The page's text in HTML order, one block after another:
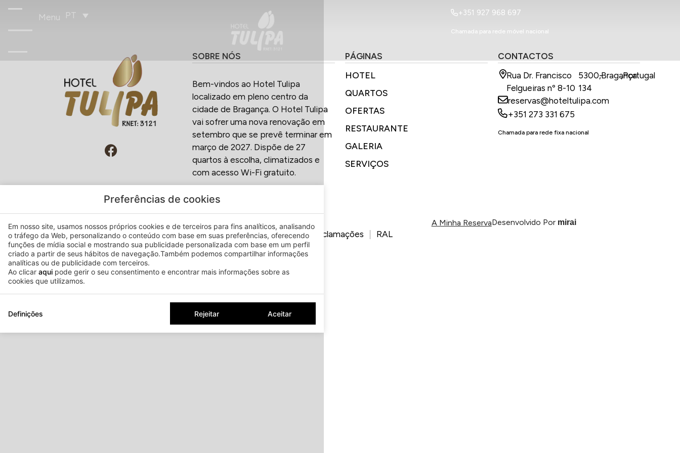
Menu PT +351 927 968 697
Chamada para rede móvel nacional
SOBRE NÓS
Bem-vindos ao Hotel Tulipa
localizado em pleno centro da
cidade de Bragança. O Hotel Tulipa
vai sofrer uma nova renovação em
setembro que se prevê terminar em
março de 2027. Dispõe de 27
quartos à escolha, climatizados e
com acesso Wi-Fi gratuito.
PÁGINAS
HOTEL
QUARTOS
OFERTAS
RESTAURANTE
GALERIA
SERVIÇOS
CONTACTOS
Rua Dr. Francisco
Felgueiras nº 8-10
5300-
134
,Bragança
,Portugal
reservas@hoteltulipa.com
+351 273 331 675
Chamada para rede fixa nacional
Aviso legal Política de Privacidade Política de cookies Livro de reclamações RAL
A Minha ReservaDesenvolvido Por mirai
Preferências de cookies
Em nosso site, usamos nossos próprios cookies e de terceiros para fins analíticos, analisando
o tráfego da Web, personalizando o conteúdo com base em suas preferências, oferecendo
funções de mídia social e mostrando sua publicidade personalizada com base em um perfil
criado a partir de seus hábitos de navegação.Também podemos compartilhar informações
analíticas ou de publicidade com terceiros.
Ao clicar aqui pode gerir o seu consentimento e encontrar mais informações sobre as
cookies que utilizamos.
Definições Rejeitar Aceitar